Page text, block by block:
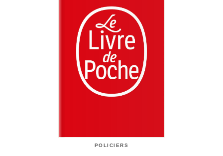
POLICIERS